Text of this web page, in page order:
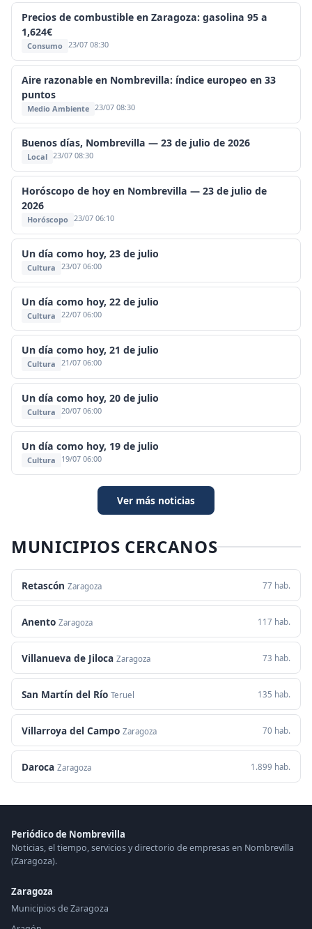
Precios de combustible en Zaragoza: gasolina 95 a
1,624€
Consumo 23/07 08:30
Aire razonable en Nombrevilla: índice europeo en 33
puntos
Medio Ambiente 23/07 08:30
Buenos días, Nombrevilla — 23 de julio de 2026
Local 23/07 08:30
Horóscopo de hoy en Nombrevilla — 23 de julio de
2026
Horóscopo 23/07 06:10
Un día como hoy, 23 de julio
Cultura 23/07 06:00
Un día como hoy, 22 de julio
Cultura 22/07 06:00
Un día como hoy, 21 de julio
Cultura 21/07 06:00
Un día como hoy, 20 de julio
Cultura 20/07 06:00
Un día como hoy, 19 de julio
Cultura 19/07 06:00
Ver más noticias
MUNICIPIOS CERCANOS
Retascón Zaragoza 77 hab.
Anento Zaragoza 117 hab.
Villanueva de Jiloca Zaragoza 73 hab.
San Martín del Río Teruel 135 hab.
Villarroya del Campo Zaragoza 70 hab.
Daroca Zaragoza 1.899 hab.
Periódico de Nombrevilla
Noticias, el tiempo, servicios y directorio de empresas en Nombrevilla
(Zaragoza).
Zaragoza
Municipios de Zaragoza